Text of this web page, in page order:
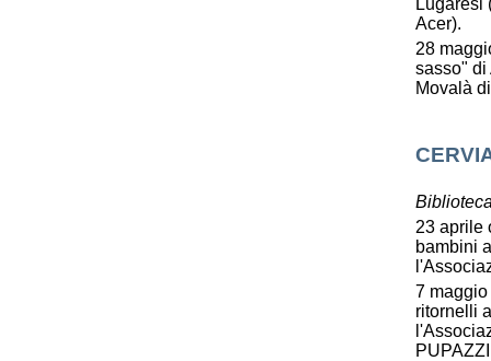
Lugaresi
Acer).
28
sasso" di
Movalà
23 aprile
bambini
7
ritornelli
PUPAZZI